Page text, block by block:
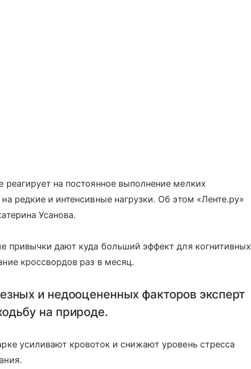
реагирует на постоянное выполнение мелких
редкие и интенсивные нагрузки. Об этом «Ленте.ру»
Усанова.
привычки дают куда больший эффект для когнитивных
кроссвордов раз в месяц.
и недооцененных факторов эксперт
на природе.
усиливают кровоток и снижают уровень стресса